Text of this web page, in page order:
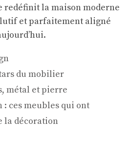
la maison moderne
et parfaitement aligné
du mobilier
métal et pierre
: ces meubles qui ont
la décoration